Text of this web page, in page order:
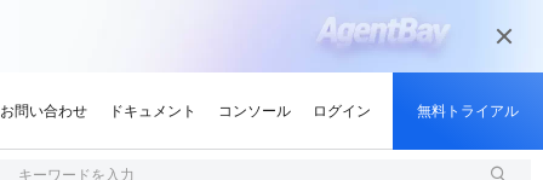
キーワードを入力